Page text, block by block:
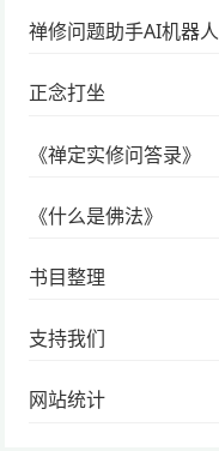
禅修问题助手AI机器人
正念打坐
《禅定实修问答录》
《什么是佛法》
书目整理
支持我们
网站统计